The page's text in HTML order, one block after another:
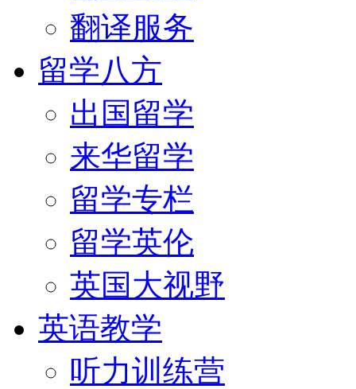
翻译服务
留学八方
出国留学
来华留学
留学专栏
留学英伦
英国大视野
英语教学
听力训练营